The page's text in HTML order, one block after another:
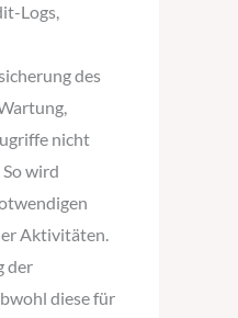
Logs,
des
nicht
wird
Aktivitäten.
der
diese für